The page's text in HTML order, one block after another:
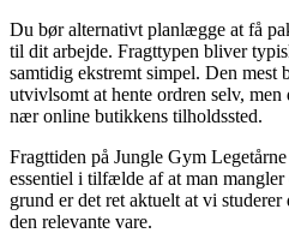
Du bør alternativt planlægge at få
til dit arbejde. Fragttypen bliver
samtidig ekstremt simpel. Den mest
utvivlsomt at hente ordren selv,
nær online butikkens tilholdssted.
Fragttiden på Jungle Gym
essentiel i tilfælde af at man
grund er det ret aktuelt at vi
den relevante vare.